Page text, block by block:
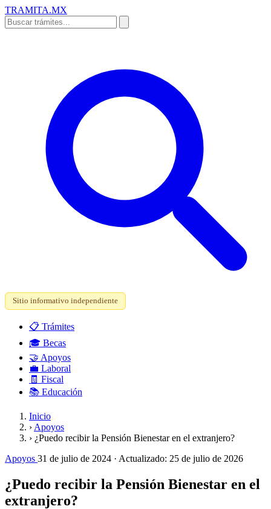
TRAMITA.MX
Sitio informativo independiente
📋 Trámites
🎓 Becas
🤝 Apoyos
💼 Laboral
🧾 Fiscal
📚 Educación
Inicio
› Apoyos
› ¿Puedo recibir la Pensión Bienestar en el extranjero?
Apoyos 31 de julio de 2024 · Actualizado: 25 de julio de 2026
¿Puedo recibir la Pensión Bienestar en el
extranjero?